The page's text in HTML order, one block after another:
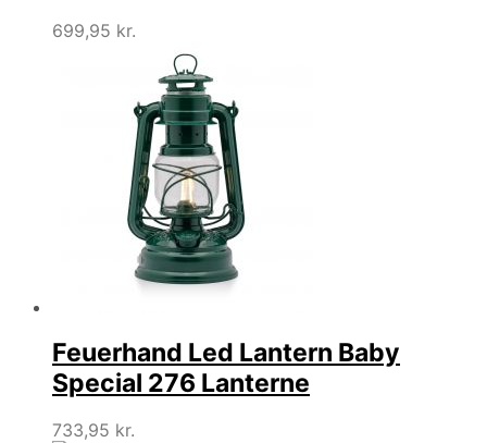
699,95 kr.
Feuerhand Led Lantern Baby
Special 276 Lanterne
733,95 kr.